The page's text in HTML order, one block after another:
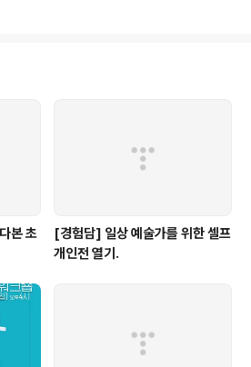
서는 Business, Engineering, History 등
대학별로 ..
본 초
[경험담] 일상 예술가를 위한 셀프
개인전 열기.